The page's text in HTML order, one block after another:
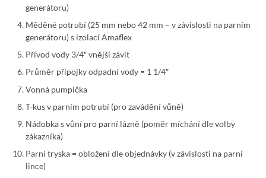
generátoru)
Měděné potrubí (25 mm nebo 42 mm – v závislosti na parním
generátoru) s izolací Amaflex
Přívod vody 3/4″ vnější závit
Průměr přípojky odpadní vody = 1 1/4″
Vonná pumpička
T-kus v parním potrubí (pro zavádění vůně)
Nádobka s vůní pro parní lázně (poměr míchání dle volby
zákazníka)
Parní tryska = obložení dle objednávky (v závislosti na parní
lince)